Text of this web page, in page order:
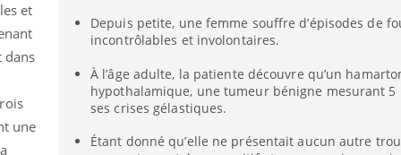
Depuis petite, une femme souffre d’épisodes de
incontrôlables et involontaires.
À l’âge adulte, la patiente découvre qu’un
hypothalamique, une tumeur bénigne mesurant 5
ses crises gélastiques.
Étant donné qu’elle ne présentait aucun autre
et
dans
une